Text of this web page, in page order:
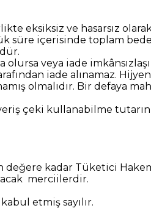
eksiksiz ve hasarsız
içerisinde toplam
veya iade
iade alınamaz.
olmalıdır. Bir defaya
çeki kullanabilme
kadar Tüketici
merciilerdir.
etmiş sayılır.